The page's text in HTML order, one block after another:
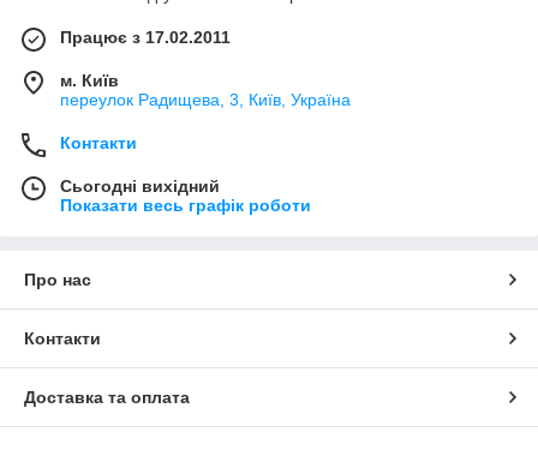
Працює з 17.02.2011
м. Київ
переулок Радищева, 3, Київ, Україна
Контакти
Сьогодні вихідний
Показати весь графік роботи
Про нас
Контакти
Доставка та оплата